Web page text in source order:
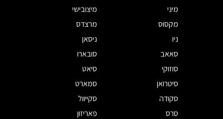
מיני
מיצובישי
מקסוס
מרצדס
ניו
ניסאן
סאאב
סובארו
סוזוקי
סיאט
סיטרואן
סמארט
סקודה
סקייוול
סרס
פאריזון